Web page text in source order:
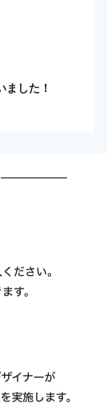
した！